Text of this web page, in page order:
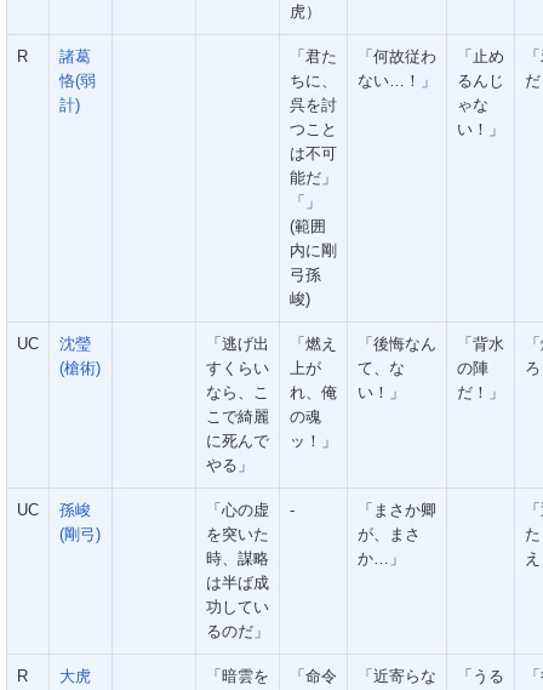
虎）
R
諸葛
恪(弱
計)
「君た
ちに、
呉を討
つこと
は不可
能だ」
「」
(範囲
内に剛
弓孫
峻)
「何故従わ
ない…！」
「止め
るんじ
ゃな
い！」
UC
沈瑩
(槍術)
「逃げ出
すくらい
なら、こ
こで綺麗
に死んで
やる」
「燃え
上が
れ、俺
の魂
ッ！」
「後悔なん
て、な
い！」
「背水
の陣
だ！」
UC
孫峻
(剛弓)
「心の虚
を突いた
時、謀略
は半ば成
功してい
るのだ」
-
「まさか卿
が、まさ
か…」
R
大虎
「暗雲を
「命令
「近寄らな
「うる